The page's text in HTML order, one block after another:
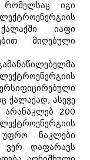
რომელსაც იგი
იაფი
მიღებული
ქალაქად, ასევე
200
უფრო ნაკლები
ვერ დაფარავს